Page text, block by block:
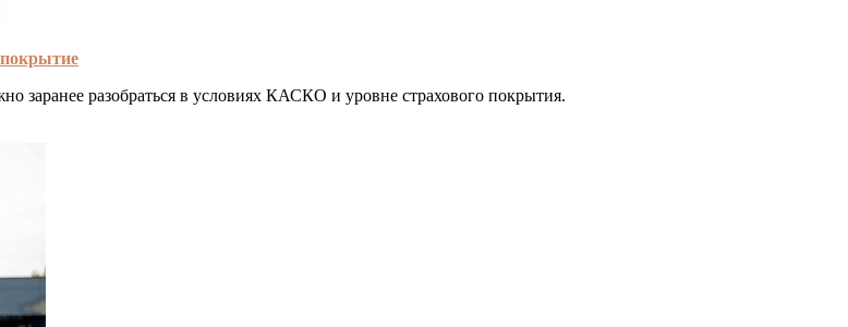
заранее разобраться в условиях КАСКО и уровне страхового покрытия.